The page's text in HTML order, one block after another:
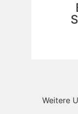
Weitere